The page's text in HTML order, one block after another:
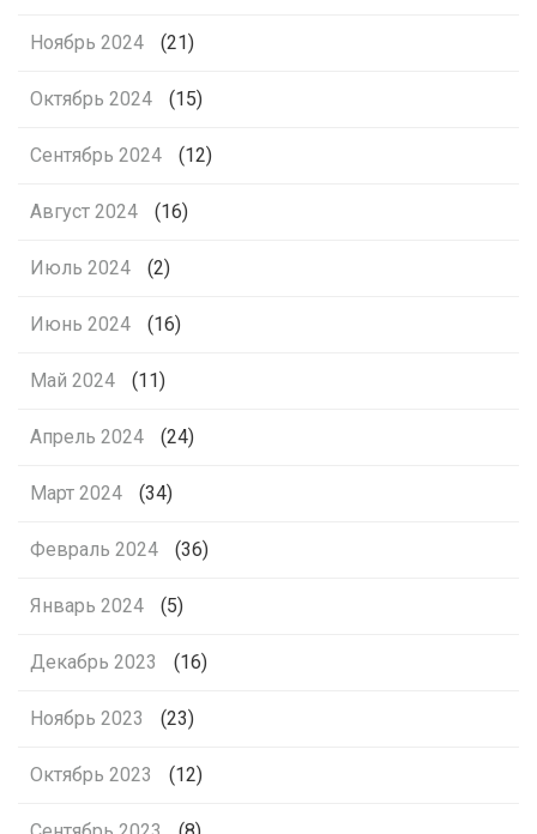
Ноябрь 2024 (21)
Октябрь 2024 (15)
Сентябрь 2024 (12)
Август 2024 (16)
Июль 2024 (2)
Июнь 2024 (16)
Май 2024 (11)
Апрель 2024 (24)
Март 2024 (34)
Февраль 2024 (36)
Январь 2024 (5)
Декабрь 2023 (16)
Ноябрь 2023 (23)
Октябрь 2023 (12)